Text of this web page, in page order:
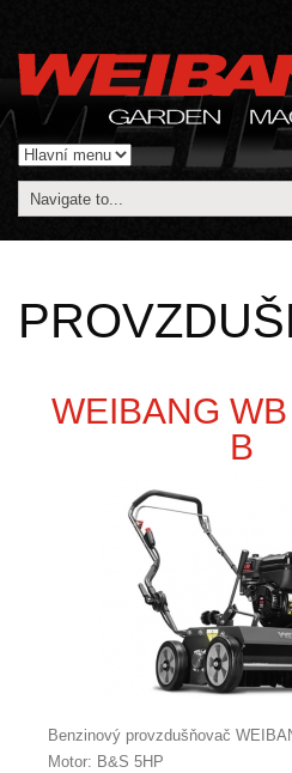
WEIBANG
B
Benzinový provzdušňovač
Motor: B&S 5HP